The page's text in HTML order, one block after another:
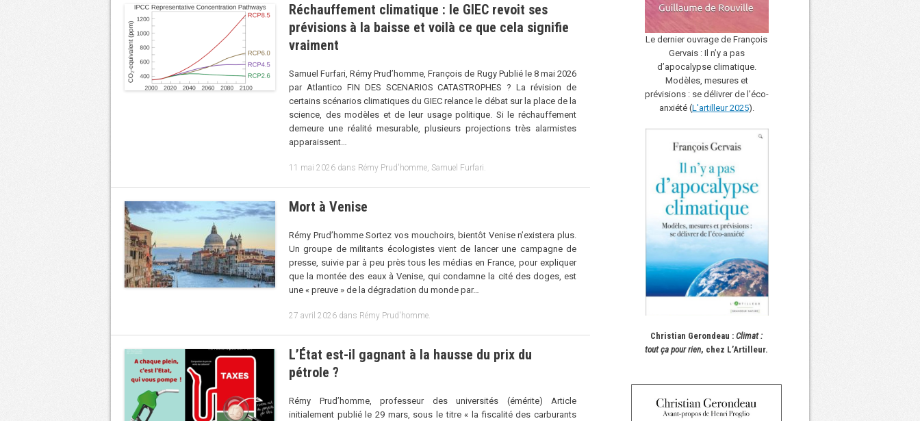
Réchauffement climatique : le GIEC revoit ses
prévisions à la baisse et voilà ce que cela signifie
vraiment
Samuel Furfari, Rémy Prud’homme, François de Rugy Publié le 8 mai 2026
par Atlantico FIN DES SCENARIOS CATASTROPHES ? La révision de
certains scénarios climatiques du GIEC relance le débat sur la place de la
science, des modèles et de leur usage politique. Si le réchauffement
demeure une réalité mesurable, plusieurs projections très alarmistes
apparaissent…
11 mai 2026 dans Rémy Prud'homme Samuel Furfari
Mort à Venise
Rémy Prud’homme Sortez vos mouchoirs, bientôt Venise n’existera plus.
Un groupe de militants écologistes vient de lancer une campagne de
presse, suivie par à peu près tous les médias en France, pour expliquer
que la montée des eaux à Venise, qui condamne la cité des doges, est
une « preuve » de la dégradation du monde par…
27 avril 2026 dans Rémy Prud'homme
L’État est-il gagnant à la hausse du prix du
pétrole ?
Rémy Prud’homme, professeur des universités (émérite) Article
initialement publié le 29 mars, sous le titre « la fiscalité des carburants
Le dernier ouvrage de François
Gervais : Il n’y a pas
d’apocalypse climatique.
Modèles, mesures et
prévisions : se délivrer de l’éco-
anxiété (L'artilleur 2025).
Christian Gerondeau : Climat :
tout ça pour rien, chez L’Artilleur.